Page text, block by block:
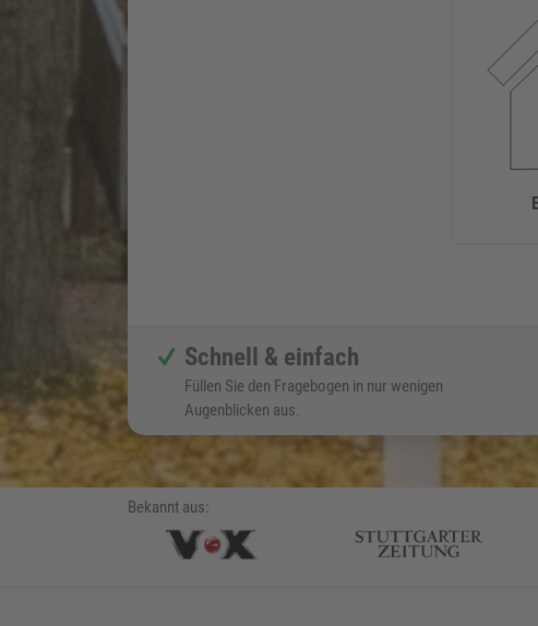
Schnell & einfach
Füllen Sie den Fragebogen in nur wenigen
Augenblicken aus.
Bekannt aus: